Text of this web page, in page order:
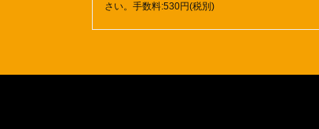
さい。手数料:530円(税別)